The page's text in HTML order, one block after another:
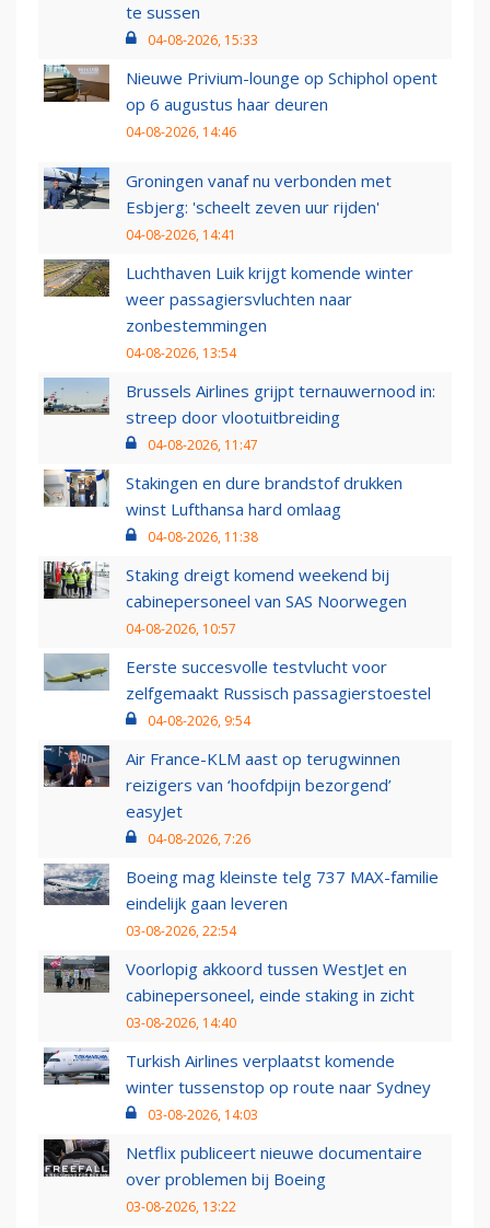
te sussen
04-08-2026, 15:33
Nieuwe Privium-lounge op Schiphol opent
op 6 augustus haar deuren
04-08-2026, 14:46
Groningen vanaf nu verbonden met
Esbjerg: 'scheelt zeven uur rijden'
04-08-2026, 14:41
Luchthaven Luik krijgt komende winter
weer passagiersvluchten naar
zonbestemmingen
04-08-2026, 13:54
Brussels Airlines grijpt ternauwernood in:
streep door vlootuitbreiding
04-08-2026, 11:47
Stakingen en dure brandstof drukken
winst Lufthansa hard omlaag
04-08-2026, 11:38
Staking dreigt komend weekend bij
cabinepersoneel van SAS Noorwegen
04-08-2026, 10:57
Eerste succesvolle testvlucht voor
zelfgemaakt Russisch passagierstoestel
04-08-2026, 9:54
Air France-KLM aast op terugwinnen
reizigers van ‘hoofdpijn bezorgend’
easyJet
04-08-2026, 7:26
Boeing mag kleinste telg 737 MAX-familie
eindelijk gaan leveren
03-08-2026, 22:54
Voorlopig akkoord tussen WestJet en
cabinepersoneel, einde staking in zicht
03-08-2026, 14:40
Turkish Airlines verplaatst komende
winter tussenstop op route naar Sydney
03-08-2026, 14:03
Netflix publiceert nieuwe documentaire
over problemen bij Boeing
03-08-2026, 13:22